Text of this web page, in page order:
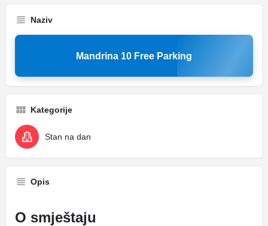
Naziv
Mandrina 10 Free Parking
Kategorije
Stan na dan
Opis
O smještaju